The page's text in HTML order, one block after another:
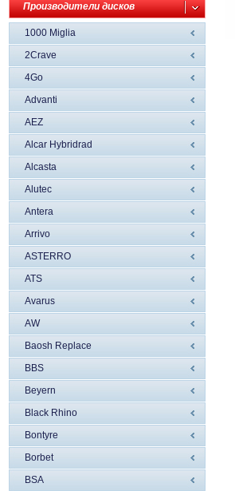
Производители дисков
1000 Miglia
2Crave
4Go
Advanti
AEZ
Alcar Hybridrad
Alcasta
Alutec
Antera
Arrivo
ASTERRO
ATS
Avarus
AW
Baosh Replace
BBS
Beyern
Black Rhino
Bontyre
Borbet
BSA